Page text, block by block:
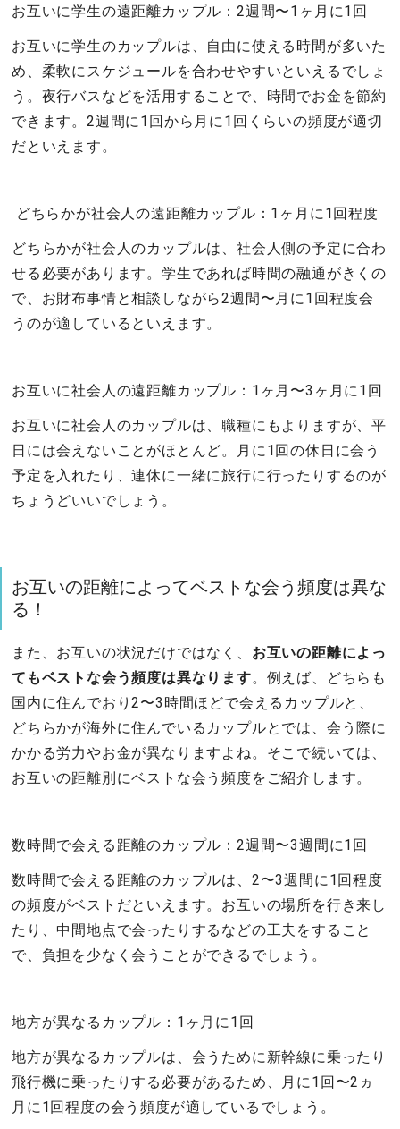
お互いに学生の遠距離カップル：2週間〜1ヶ月に1回
お互いに学生のカップルは、自由に使える時間が多いた
め、柔軟にスケジュールを合わせやすいといえるでしょ
う。夜行バスなどを活用することで、時間でお金を節約
できます。2週間に1回から月に1回くらいの頻度が適切
だといえます。
どちらかが社会人の遠距離カップル：1ヶ月に1回程度
どちらかが社会人のカップルは、社会人側の予定に合わ
せる必要があります。学生であれば時間の融通がきくの
で、お財布事情と相談しながら2週間〜月に1回程度会
うのが適しているといえます。
お互いに社会人の遠距離カップル：1ヶ月〜3ヶ月に1回
お互いに社会人のカップルは、職種にもよりますが、平
日には会えないことがほとんど。月に1回の休日に会う
予定を入れたり、連休に一緒に旅行に行ったりするのが
ちょうどいいでしょう。
お互いの距離によってベストな会う頻度は異な
る！
また、お互いの状況だけではなく、 お互いの距離によっ
てもベストな会う頻度は異なります。例えば、どちらも
国内に住んでおり2〜3時間ほどで会えるカップルと、
どちらかが海外に住んでいるカップルとでは、会う際に
かかる労力やお金が異なりますよね。そこで続いては、
お互いの距離別にベストな会う頻度をご紹介します。
数時間で会える距離のカップル：2週間〜3週間に1回
数時間で会える距離のカップルは、2〜3週間に1回程度
の頻度がベストだといえます。お互いの場所を行き来し
たり、中間地点で会ったりするなどの工夫をすること
で、負担を少なく会うことができるでしょう。
地方が異なるカップル：1ヶ月に1回
地方が異なるカップルは、会うために新幹線に乗ったり
飛行機に乗ったりする必要があるため、月に1回〜2ヵ
月に1回程度の会う頻度が適しているでしょう。